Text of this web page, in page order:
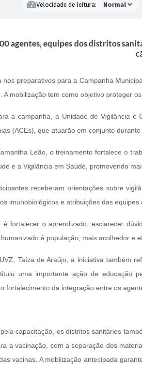
Velocidade de leitura:
agentes, equipes dos distritos
preparativos para a Campanha
A mobilização tem como objetivo proteger
a campanha, a Unidade de Vigilância
(ACEs), que atuarão em conjunto durante
Leão, o treinamento fortalece o
e a Vigilância em Saúde, promovendo
receberam orientações sobre
imunobiológicos e atribuições das
é fortalecer o aprendizado, esclarecer
à população, mais acolhedor e
Taíza de Araújo, a iniciativa também
uma importante ação de educação
fortalecimento da integração entre os
capacitação, os distritos sanitários
a vacinação, com a separação dos
vacinas. A mobilização antecipada